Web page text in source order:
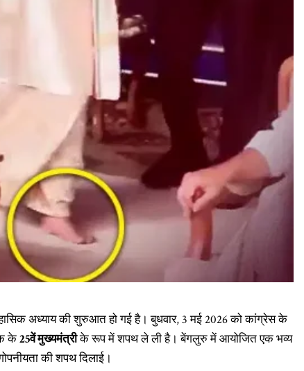
अध्याय की शुरुआत हो गई है। बुधवार, 3 मई 2026 को कांग्रेस के
के25वें मुख्यमंत्रीके रूप में शपथ ले ली है। बेंगलुरु में आयोजित एक भव्य
की शपथ दिलाई।